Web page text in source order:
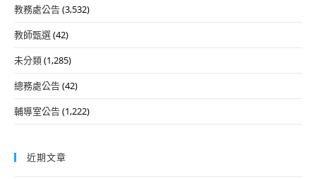
教務處公告(3,532)
教師甄選(42)
未分類(1,285)
總務處公告(42)
輔導室公告(1,222)
近期文章